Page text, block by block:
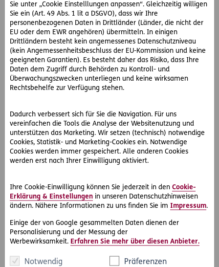
Sie unter „Cookie Einstelllungen anpassen“. Gleichzeitig willigen
Sie ein (Art. 49 Abs. 1 lit a DSGVO), dass wir Ihre
personenbezogenen Daten in Drittländer (Länder, die nicht der
EU oder dem EWR angehören) übermitteln. In einigen
Drittländern besteht kein angemessenes Datenschutzniveau
(kein Angemessenheitsbeschluss der EU-Kommission und keine
geeigneten Garantien). Es besteht daher das Risiko, dass Ihre
Daten dem Zugriff durch Behörden zu Kontroll- und
Überwachungszwecken unterliegen und keine wirksamen
Rechtsbehelfe zur Verfügung stehen.
Dadurch verbessert sich für Sie die Navigation. Für uns
vereinfachen die Tools die Analyse der Websitenutzung und
unterstützen das Marketing. Wir setzen (technisch) notwendige
Cookies, Statistik- und Marketing-Cookies ein. Notwendige
Cookies werden immer gespeichert. Alle anderen Cookies
werden erst nach Ihrer Einwilligung aktiviert.
Ihre Cookie-Einwilligung können Sie jederzeit in den Cookie-
Erklärung & Einstellungen in unseren Datenschutzhinweisen
ändern. Nähere Informationen zu uns finden Sie im Impressum.
Einige der von Google gesammelten Daten dienen der
Personalisierung und der Messung der
Werbewirksamkeit. Erfahren Sie mehr über diesen Anbieter.
Notwendig
Präferenzen
Jobsuche ist, trotzdem ist dieser erste Eindruck zu
vermeiden. Das Kaffeehaus um die Ecke ist also der
bessere Ort für den Zeitvertreib als der Empfangsbereich.
Nr. 3: Schlechte Vorbereitung
Gute Vorbereitung ist die Basis für das erfolgreiche
Bewerbungsgespräch. Der Lebenslauf ist eines der
wichtigsten Elemente einer Bewerbung und wird meist
genau unter die Lupe genommen. Bewerberinnen und
wichtige Grundlage für das Bewerbungsgespräch darstellt.
Fragen dazu sollten also aus dem Effeff beantwortet
werden können.
Nr. 4: Keine Fragen stellen
Im Bewerbungsgespräch werden primär Fragen an die
eine zu passive Rolle vermieden werden, nach dem Motto:
„Frage-Antwort“. Vielmehr sollte das Bewerbungsgespräch
ein Dialog sein, an dem beide Seiten aktiv teilnehmen und
sich einbringen. Ein einfacher Weg ist Fragen zur
ausgeschriebenen Position und zum Unternehmen zu
stellen. Gute Fragen zeigen nicht nur Interesse und
über die Position, das Unternehmen, das Arbeitsklima etc.